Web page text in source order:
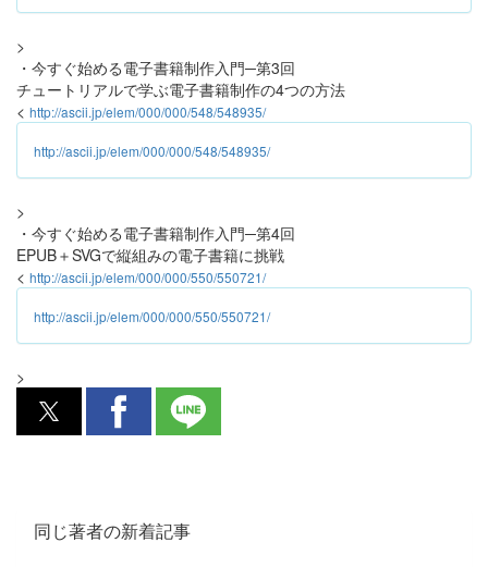
>
・今すぐ始める電子書籍制作入門─第3回
チュートリアルで学ぶ電子書籍制作の4つの方法
< http://ascii.jp/elem/000/000/548/548935/
http://ascii.jp/elem/000/000/548/548935/
>
・今すぐ始める電子書籍制作入門─第4回
EPUB＋SVGで縦組みの電子書籍に挑戦
< http://ascii.jp/elem/000/000/550/550721/
http://ascii.jp/elem/000/000/550/550721/
>
同じ著者の新着記事